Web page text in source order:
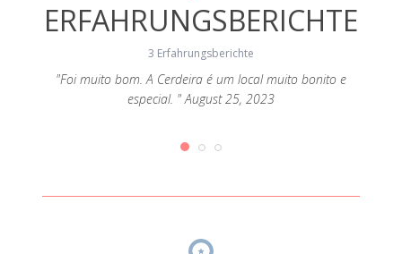
ERFAHRUNGSBERICHTE
3 Erfahrungsberichte
"Foi muito bom. A Cerdeira é um local muito bonito e
especial. " August 25, 2023